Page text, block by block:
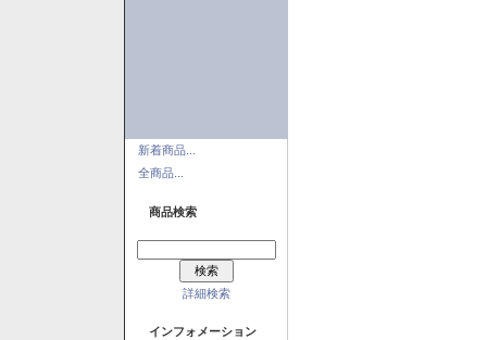
新着商品...
全商品...
商品検索
詳細検索
インフォメーション